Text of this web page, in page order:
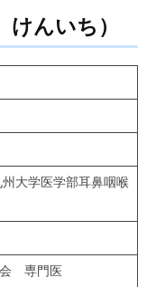
んいち）
大学医学部耳鼻咽喉
会 専門医